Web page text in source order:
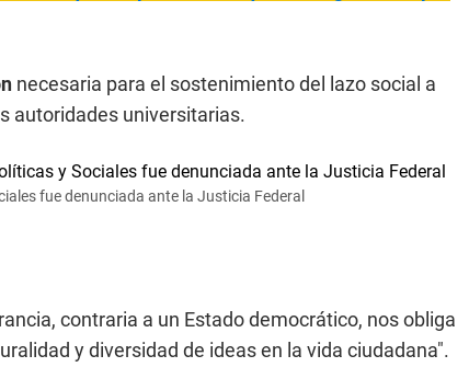
necesaria para el sostenimiento del lazo social a
autoridades universitarias.
fue denunciada ante la Justicia Federal
contraria a un Estado democrático, nos obliga
y diversidad de ideas en la vida ciudadana".